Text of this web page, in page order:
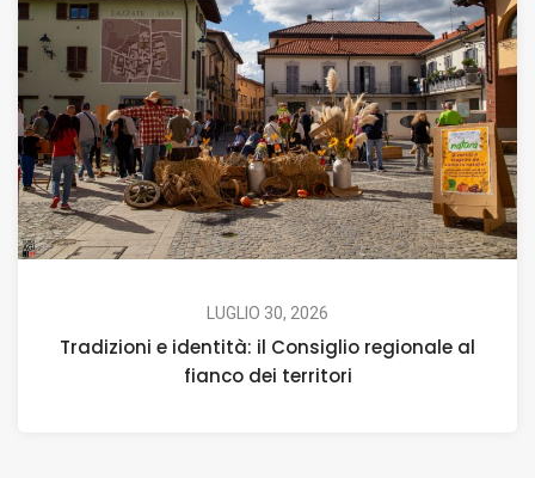
LUGLIO 30, 2026
Tradizioni e identità: il Consiglio regionale al
fianco dei territori